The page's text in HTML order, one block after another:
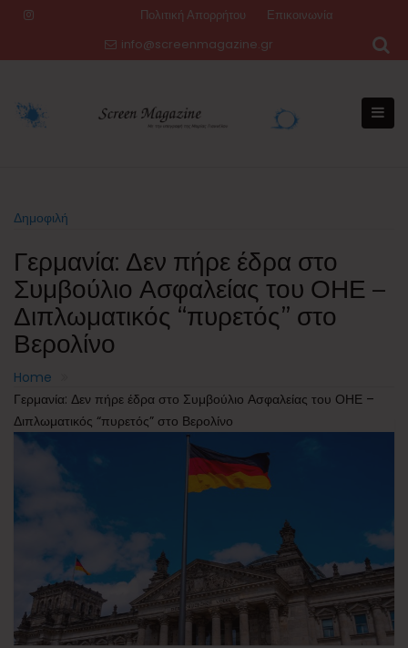
Πολιτική Απορρήτου
Επικοινωνία
info@screenmagazine.gr
Δημοφιλή
Γερμανία: Δεν πήρε έδρα στο
Συμβούλιο Ασφαλείας του ΟΗΕ –
Διπλωματικός “πυρετός” στο
Βερολίνο
Home
Γερμανία: Δεν πήρε έδρα στο Συμβούλιο Ασφαλείας του ΟΗΕ –
Διπλωματικός “πυρετός” στο Βερολίνο